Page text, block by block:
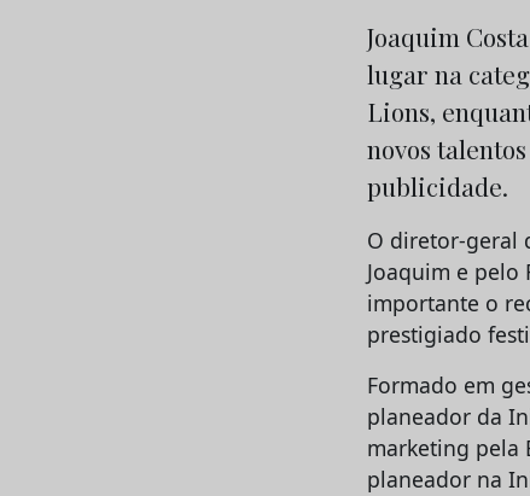
Joaquim
lugar na
Lions,
novos
publicidade.
O diretor-geral
Joaquim e
importante o
prestigiado
Formado em
planeador da
marketing pela
planeador na